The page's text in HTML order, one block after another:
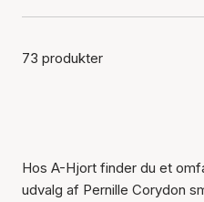
73 produkter
Hos A-Hjort finder du et
udvalg af Pernille Corydon